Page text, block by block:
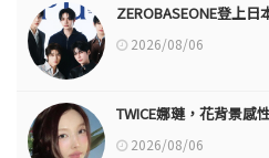
ZEROBASEONE登上
2026/08/06
TWICE娜璉，花背景
2026/08/06